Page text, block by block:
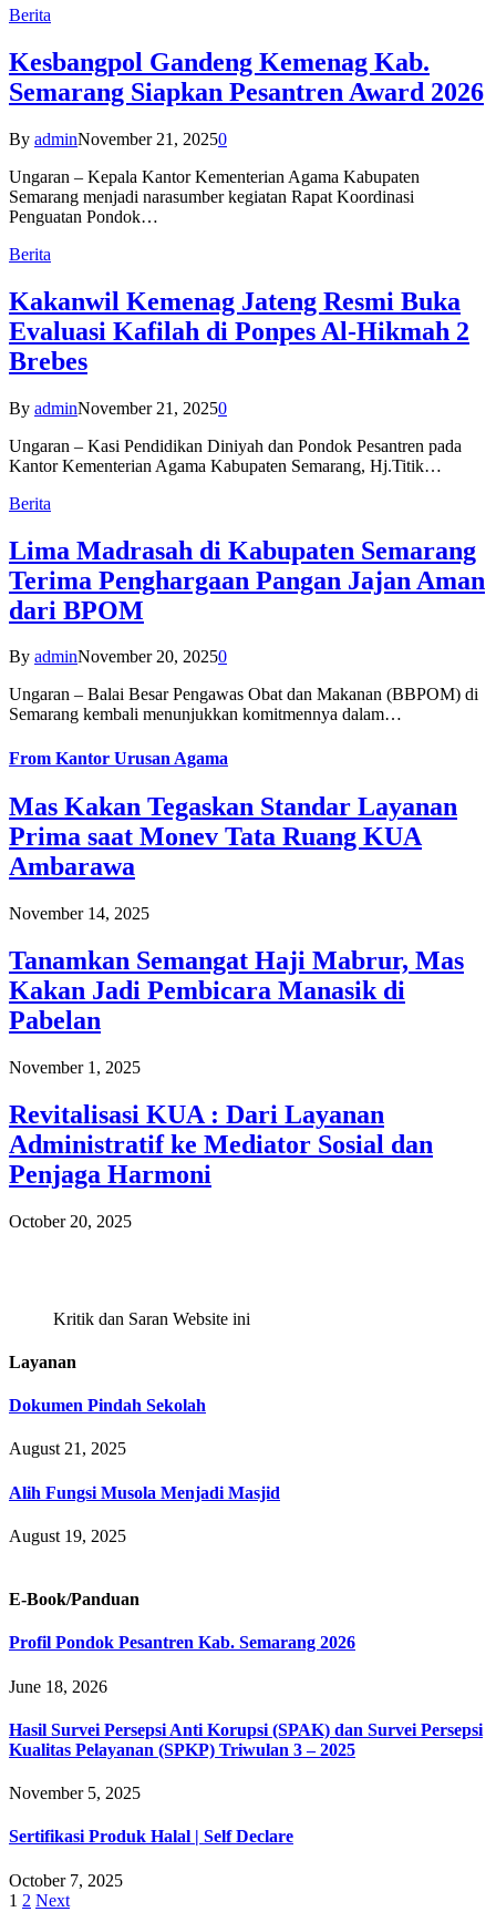
Berita
Kesbangpol Gandeng Kemenag Kab.
Semarang Siapkan Pesantren Award 2026
By adminNovember 21, 20250
Ungaran – Kepala Kantor Kementerian Agama Kabupaten
Semarang menjadi narasumber kegiatan Rapat Koordinasi
Penguatan Pondok…
Berita
Kakanwil Kemenag Jateng Resmi Buka
Evaluasi Kafilah di Ponpes Al-Hikmah 2
Brebes
By adminNovember 21, 20250
Ungaran – Kasi Pendidikan Diniyah dan Pondok Pesantren pada
Kantor Kementerian Agama Kabupaten Semarang, Hj.Titik…
Berita
Lima Madrasah di Kabupaten Semarang
Terima Penghargaan Pangan Jajan Aman
dari BPOM
By adminNovember 20, 20250
Ungaran – Balai Besar Pengawas Obat dan Makanan (BBPOM) di
Semarang kembali menunjukkan komitmennya dalam…
From Kantor Urusan Agama
Mas Kakan Tegaskan Standar Layanan
Prima saat Monev Tata Ruang KUA
Ambarawa
November 14, 2025
Tanamkan Semangat Haji Mabrur, Mas
Kakan Jadi Pembicara Manasik di
Pabelan
November 1, 2025
Revitalisasi KUA : Dari Layanan
Administratif ke Mediator Sosial dan
Penjaga Harmoni
October 20, 2025
Kritik dan Saran Website ini
Layanan
Dokumen Pindah Sekolah
August 21, 2025
Alih Fungsi Musola Menjadi Masjid
August 19, 2025
E-Book/Panduan
Profil Pondok Pesantren Kab. Semarang 2026
June 18, 2026
Hasil Survei Persepsi Anti Korupsi (SPAK) dan Survei Persepsi
Kualitas Pelayanan (SPKP) Triwulan 3 – 2025
November 5, 2025
Sertifikasi Produk Halal | Self Declare
October 7, 2025
1 2 Next